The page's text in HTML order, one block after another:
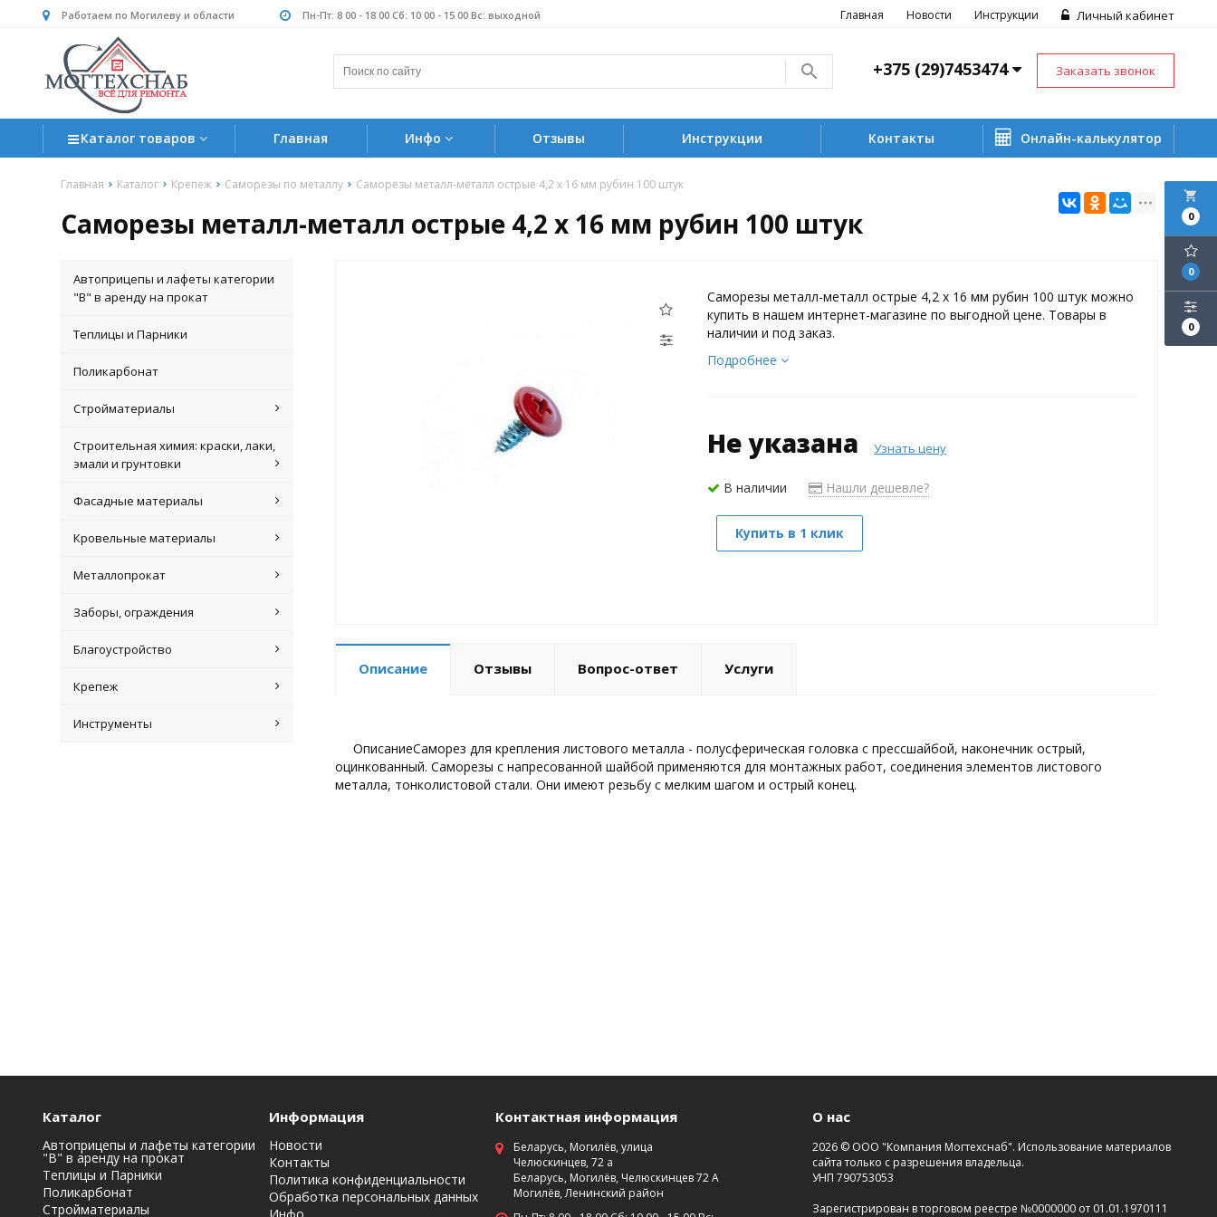
Работаем по Могилеву и области Пн-Пт: 8 00 - 18 00 Сб: 10 00 - 15 00 Вс: выходной Личный кабинет
Главная Новости Инструкции
+375 (29)7453474 Заказать звонок
Каталог товаров Главная Инфо Отзывы Инструкции Контакты Онлайн-калькулятор
Главная Каталог Крепеж Саморезы по металлу Саморезы металл-металл острые 4,2 х 16 мм рубин 100 штук
Саморезы металл-металл острые 4,2 х 16 мм рубин 100 штук
local_grocery_store
0
0
0
Автоприцепы и лафеты категории
"B" в аренду на прокат
Теплицы и Парники
Поликарбонат
Стройматериалы
Строительная химия: краски, лаки,
эмали и грунтовки
Фасадные материалы
Кровельные материалы
Металлопрокат
Заборы, ограждения
Благоустройство
Крепеж
Инструменты
Саморезы металл-металл острые 4,2 х 16 мм рубин 100 штук можно
купить в нашем интернет-магазине по выгодной цене. Товары в
наличии и под заказ.
Подробнее
Не указана Узнать цену
В наличии Нашли дешевле?
Купить в 1 клик
Описание Отзывы Вопрос-ответ Услуги
ОписаниеСаморез для крепления листового металла - полусферическая головка с прессшайбой, наконечник острый,
оцинкованный. Саморезы с напресованной шайбой применяются для монтажных работ, соединения элементов листового
металла, тонколистовой стали. Они имеют резьбу с мелким шагом и острый конец.
Каталог
Автоприцепы и лафеты категории
"B" в аренду на прокат
Теплицы и Парники
Поликарбонат
Стройматериалы
Информация
Новости
Контакты
Политика конфиденциальности
Обработка персональных данных
Инфо
Контактная информация
Беларусь, Могилёв, улица
Челюскинцев, 72 а
Беларусь, Могилёв, Челюскинцев 72 А
Могилёв, Ленинский район
О нас
2026 © ООО "Компания Могтехснаб". Использование материалов
сайта только с разрешения владельца.
УНП 790753053
Зарегистрирован в торговом реестре №0000000 от 01.01.1970111